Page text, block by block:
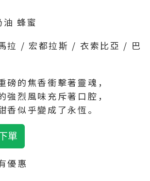
蜂蜜
拉 / 宏都拉斯 / 衣索比亞 / 巴
磅的焦香衝擊著靈魂，
強烈風味充斥著口腔，
香似乎變成了永恆。
優惠